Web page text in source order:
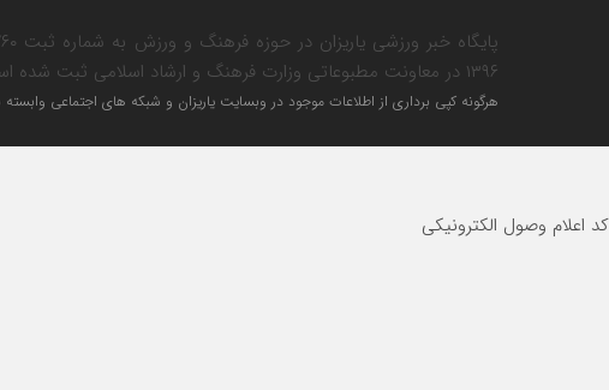
۱۳۹۶ در معاونت مطبوعاتی وزارت فرهنگ و ارشاد اسلامی ثبت شده است.
هرگونه کپی برداری از اطلاعات موجود در وبسایت یاریزان و شبکه های اجتماعی وابسته
کد اعلام وصول الکترونیکی